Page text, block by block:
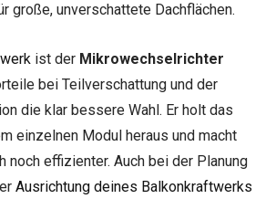
große, unverschattete Dachflächen.
ist der Mikrowechselrichter
bei Teilverschattung und der
die klar bessere Wahl. Er holt das
einzelnen Modul heraus und macht
noch effizienter. Auch bei der Planung
Ausrichtung deines Balkonkraftwerks